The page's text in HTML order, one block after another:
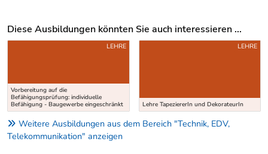
Diese Ausbildungen könnten Sie auch interessieren ...
Uber weitere Ausbildungsvorschläge
Vorbereitung auf die
Befähigungsprüfung: individuelle
Befähigung - Baugewerbe eingeschränkt
LEHRE
Lehre TapeziererIn und DekorateurIn
LEHRE
Weitere Ausbildungen aus dem Bereich "Technik, EDV,
Telekommunikation" anzeigen